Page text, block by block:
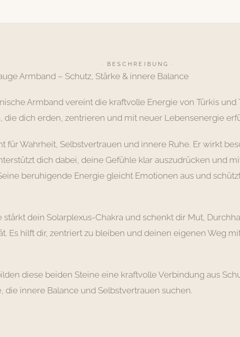
· BESCHREIBUNG ·
Armband – Schutz, Stärke & innere Balance
Armband vereint die kraftvolle Energie von Türkis und
die dich erden, zentrieren und mit neuer Lebensenergie
für Wahrheit, Selbstvertrauen und innere Ruhe. Er wirkt
dich dabei, deine Gefühle klar auszudrücken und
beruhigende Energie gleicht Emotionen aus und
stärkt dein Solarplexus-Chakra und schenkt dir Mut,
Es hilft dir, zentriert zu bleiben und deinen eigenen Weg
diese beiden Steine eine kraftvolle Verbindung aus
die innere Balance und Selbstvertrauen suchen.